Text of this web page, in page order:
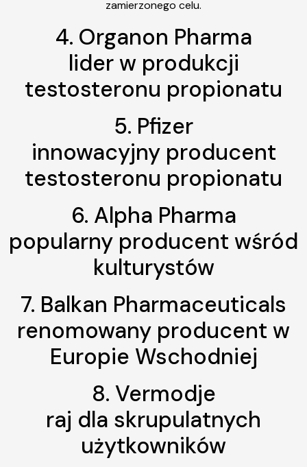
zamierzonego celu.
4. Organon Pharma
lider w produkcji
testosteronu propionatu
5. Pfizer
innowacyjny producent
testosteronu propionatu
6. Alpha Pharma
popularny producent wśród
kulturystów
7. Balkan Pharmaceuticals
renomowany producent w
Europie Wschodniej
8. Vermodje
raj dla skrupulatnych
użytkowników